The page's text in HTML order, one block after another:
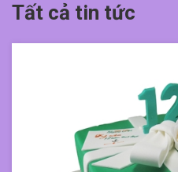
Tất cả tin tức